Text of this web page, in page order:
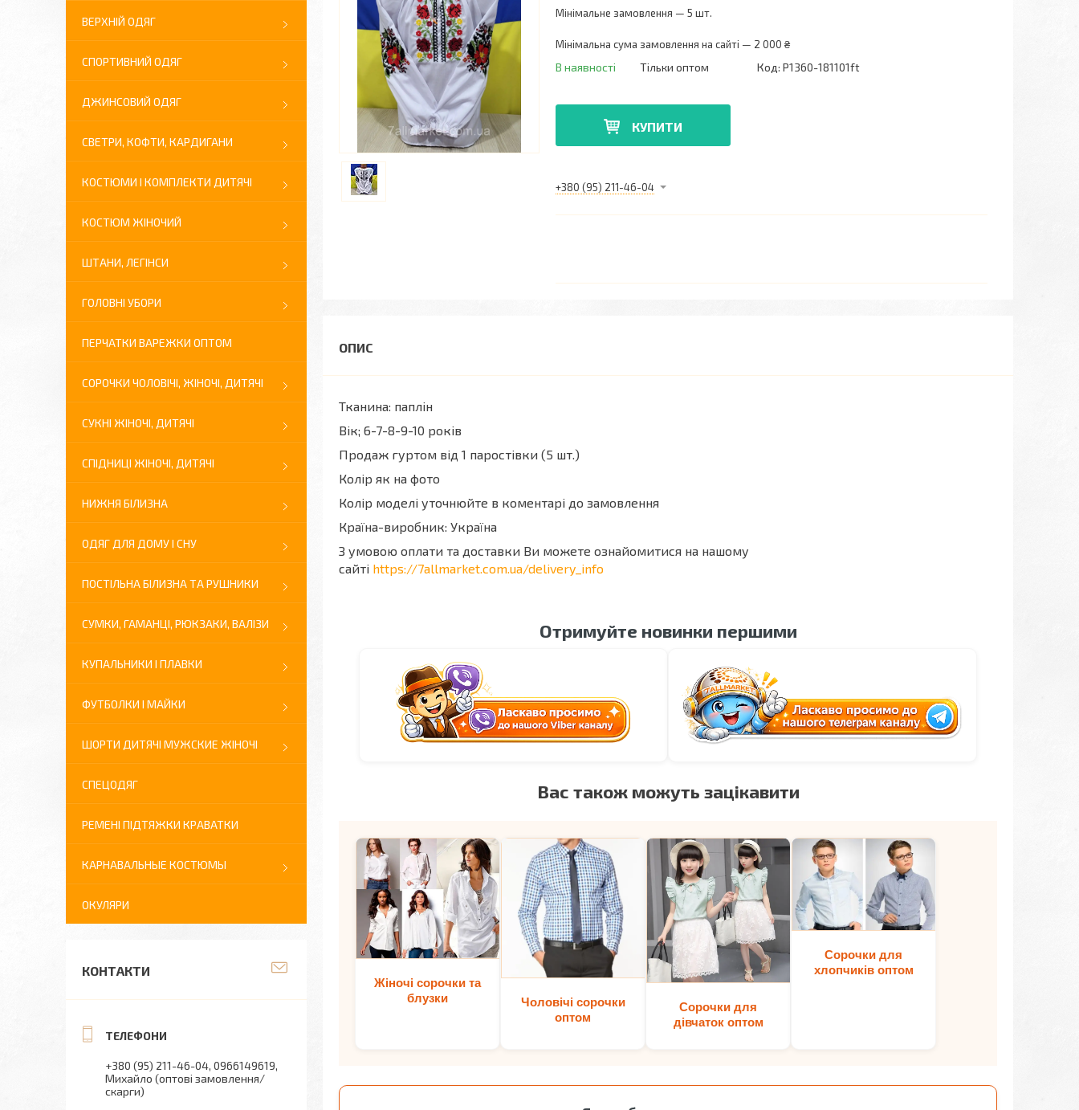
Мінімальне замовлення — 5 шт.
Мінімальна сума замовлення на сайті — 2 000 ₴
В наявності Тільки оптом Код: P1360-181101ft
КУПИТИ
+380 (95) 211-46-04
Тканина: паплін
Вік; 6-7-8-9-10 років
Продаж гуртом від 1 паростівки (5 шт.)
Колір як на фото
Колір моделі уточнюйте в коментарі до замовлення
Країна-виробник: Україна
З умовою оплати та доставки Ви можете ознайомитися на нашому
сайті https://7allmarket.com.ua/delivery_info
Отримуйте новинки першими
Вас також можуть зацікавити
Жіночі сорочки та
блузки
Чоловічі сорочки
оптом
Сорочки для
дівчаток оптом
Сорочки для
хлопчиків оптом
ВЕРХНІЙ ОДЯГ
СПОРТИВНИЙ ОДЯГ
ДЖИНСОВИЙ ОДЯГ
СВЕТРИ, КОФТИ, КАРДИГАНИ
КОСТЮМИ І КОМПЛЕКТИ ДИТЯЧІ
КОСТЮМ ЖІНОЧИЙ
ШТАНИ, ЛЕГІНСИ
ГОЛОВНІ УБОРИ
ПЕРЧАТКИ ВАРЕЖКИ ОПТОМ
СОРОЧКИ ЧОЛОВІЧІ, ЖІНОЧІ, ДИТЯЧІ
СУКНІ ЖІНОЧІ, ДИТЯЧІ
СПІДНИЦІ ЖІНОЧІ, ДИТЯЧІ
НИЖНЯ БІЛИЗНА
ОДЯГ ДЛЯ ДОМУ І СНУ
ПОСТІЛЬНА БІЛИЗНА ТА РУШНИКИ
СУМКИ, ГАМАНЦІ, РЮКЗАКИ, ВАЛІЗИ
КУПАЛЬНИКИ І ПЛАВКИ
ФУТБОЛКИ І МАЙКИ
ШОРТИ ДИТЯЧІ МУЖСКИЕ ЖІНОЧІ
СПЕЦОДЯГ
РЕМЕНІ ПІДТЯЖКИ КРАВАТКИ
КАРНАВАЛЬНЫЕ КОСТЮМЫ
ОКУЛЯРИ
КОНТАКТИ
+380 (95) 211-46-04 0966149619
Михайло (оптові замовлення/
скарги)